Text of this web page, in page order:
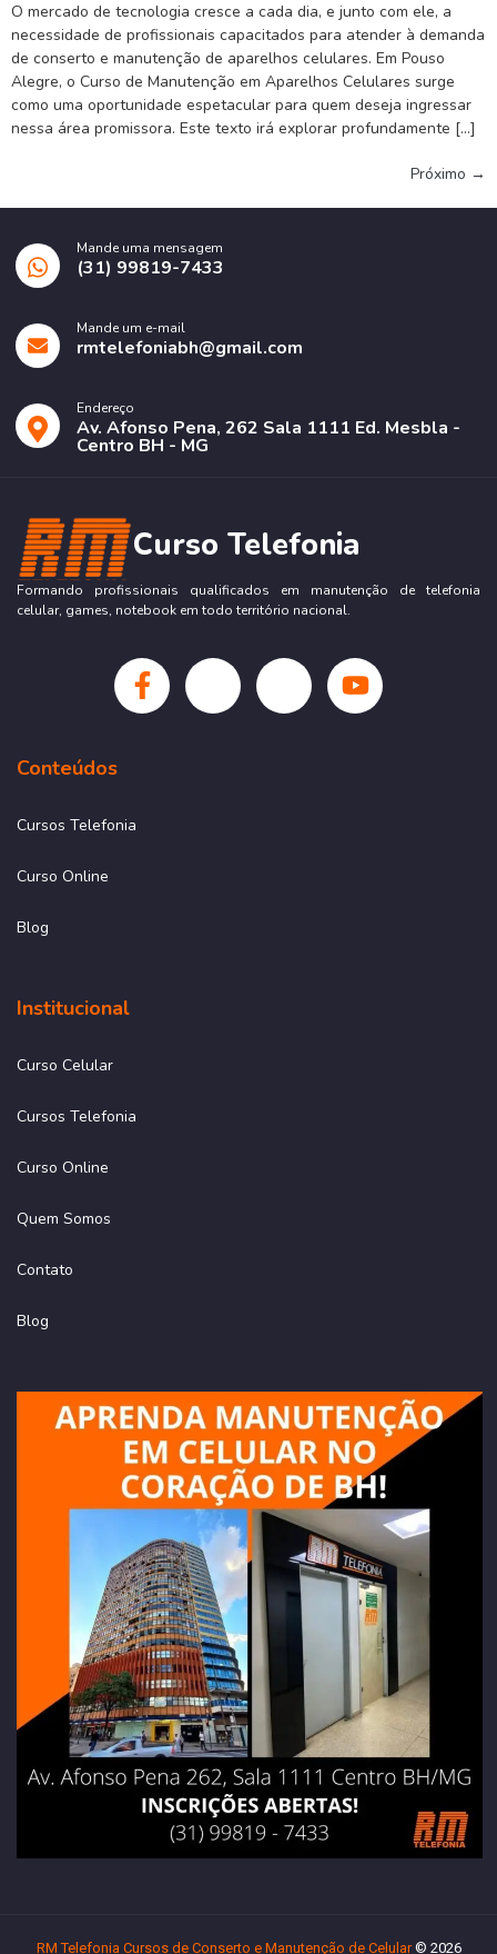
O mercado de tecnologia cresce a cada dia, e junto com ele, a
necessidade de profissionais capacitados para atender à demanda
de conserto e manutenção de aparelhos celulares. Em Pouso
Alegre, o Curso de Manutenção em Aparelhos Celulares surge
como uma oportunidade espetacular para quem deseja ingressar
nessa área promissora. Este texto irá explorar profundamente […]
Próximo →
Mande uma mensagem
(31) 99819-7433
Mande um e-mail
rmtelefoniabh@gmail.com
Endereço
Av. Afonso Pena, 262 Sala 1111 Ed. Mesbla -
Centro BH - MG
Curso Telefonia
Formando profissionais qualificados em manutenção de telefonia
celular, games, notebook em todo território nacional.
Conteúdos
Cursos Telefonia
Curso Online
Blog
Institucional
Curso Celular
Cursos Telefonia
Curso Online
Quem Somos
Contato
Blog
RM Telefonia Cursos de Conserto e Manutenção de Celular© 2026